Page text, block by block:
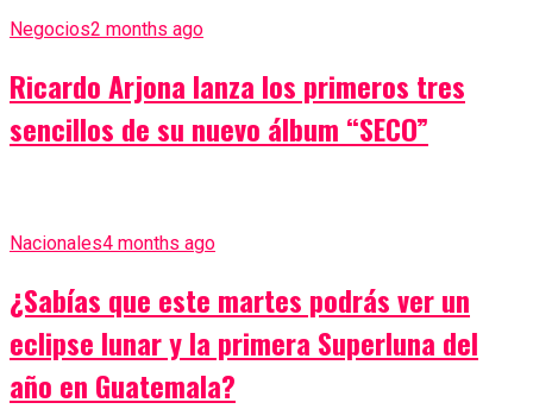
Negocios2 months ago
Ricardo Arjona lanza los primeros tres
sencillos de su nuevo álbum “SECO”
Nacionales4 months ago
¿Sabías que este martes podrás ver un
eclipse lunar y la primera Superluna del
año en Guatemala?